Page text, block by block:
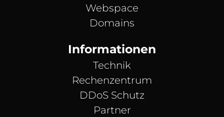
Webspace
Domains
Informationen
Technik
Rechenzentrum
DDoS Schutz
Partner